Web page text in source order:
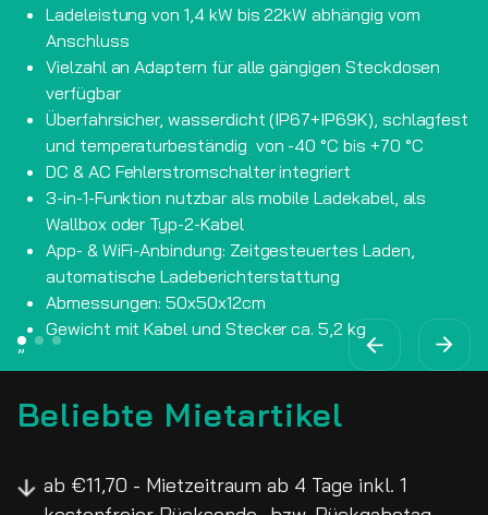
Ladeleistung von 1,4 kW bis 22kW abhängig vom
Anschluss
Vielzahl an Adaptern für alle gängigen Steckdosen
verfügbar
Überfahrsicher, wasserdicht (IP67+IP69K), schlagfest
und temperaturbeständig von -40 °C bis +70 °C
DC & AC Fehlerstromschalter integriert
3-in-1-Funktion nutzbar als mobile Ladekabel, als
Wallbox oder Typ-2-Kabel
App- & WiFi-Anbindung: Zeitgesteuertes Laden,
automatische Ladeberichterstattung
Abmessungen: 50x50x12cm
Gewicht mit Kabel und Stecker ca. 5,2 kg
Beliebte Mietartikel
ab €11,70 - Mietzeitraum ab 4 Tage inkl. 1